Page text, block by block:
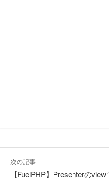
次の記事
【FuelPHP】Presenterの